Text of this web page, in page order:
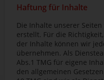
Haftung für Inhalte
Die Inhalte unserer
erstellt. Für die
der Inhalte können wir
übernehmen. Als
Abs.1 TMG für eigene
den allgemeinen